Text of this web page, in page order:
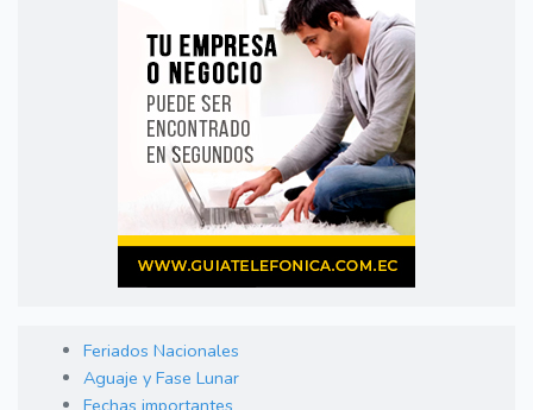
Feriados Nacionales
Aguaje y Fase Lunar